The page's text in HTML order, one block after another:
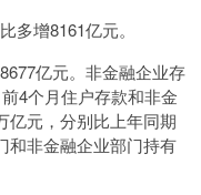
多增8161亿元。
亿元。非金融企业存
4个月住户存款和非金
亿元，分别比上年同期
和非金融企业部门持有